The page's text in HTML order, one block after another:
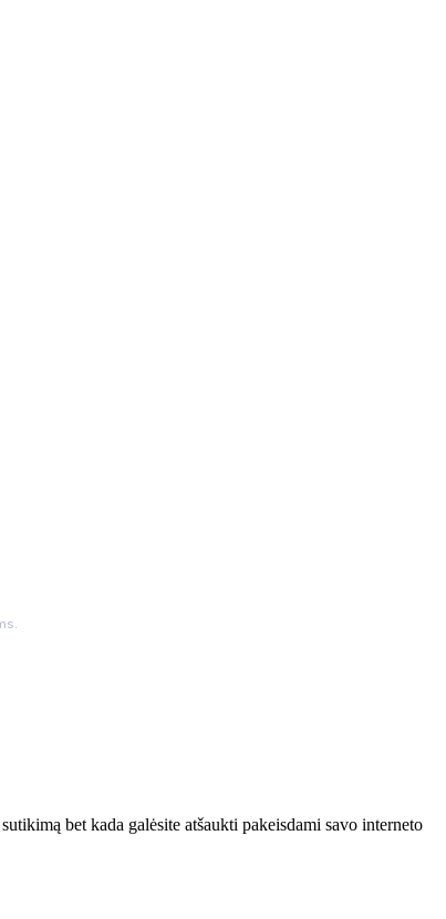
bet kada galėsite atšaukti pakeisdami savo interneto